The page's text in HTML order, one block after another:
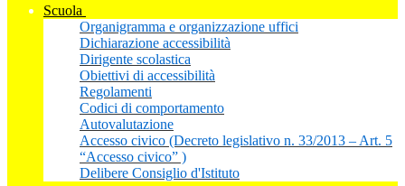
Scuola
Organigramma e organizzazione uffici
Dichiarazione accessibilità
Dirigente scolastica
Obiettivi di accessibilità
Regolamenti
Codici di comportamento
Autovalutazione
Accesso civico (Decreto legislativo n. 33/2013 – Art. 5
“Accesso civico” )
Delibere Consiglio d'Istituto